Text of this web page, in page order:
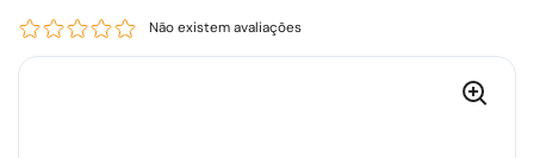
Não existem avaliações